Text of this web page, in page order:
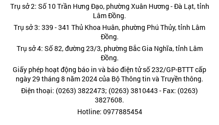
Trụ sở 2: Số 10 Trần Hưng Đạo, phường Xuân Hương - Đà Lạt, tỉnh
Lâm Đồng.
Trụ sở 3: 339 - 341 Thủ Khoa Huân, phường Phú Thủy, tỉnh Lâm
Đồng.
Trụ sở 4: Số 82, đường 23/3, phường Bắc Gia Nghĩa, tỉnh Lâm
Đồng.
Giấy phép hoạt động báo in và báo điện tử số 232/GP-BTTT cấp
ngày 29 tháng 8 năm 2024 của Bộ Thông tin và Truyền thông.
Điện thoại: (0263) 3822473; (0263) 3810443 - Fax: (0263)
3827608.
Hotline: 0977885454